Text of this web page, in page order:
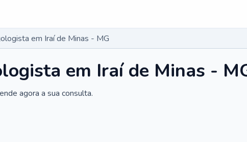
em Iraí de Minas - MG
em Iraí de Minas -
agora a sua consulta.